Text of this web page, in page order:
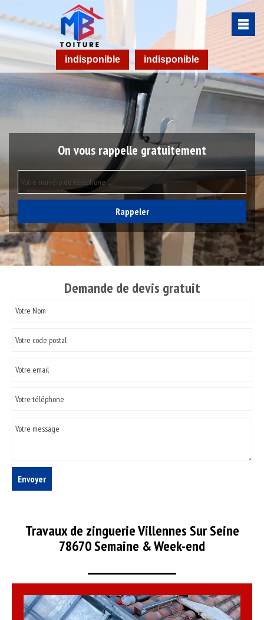
indisponible indisponible
On vous rappelle gratuitement
Demande de devis gratuit
Travaux de zinguerie Villennes Sur Seine
78670 Semaine & Week-end